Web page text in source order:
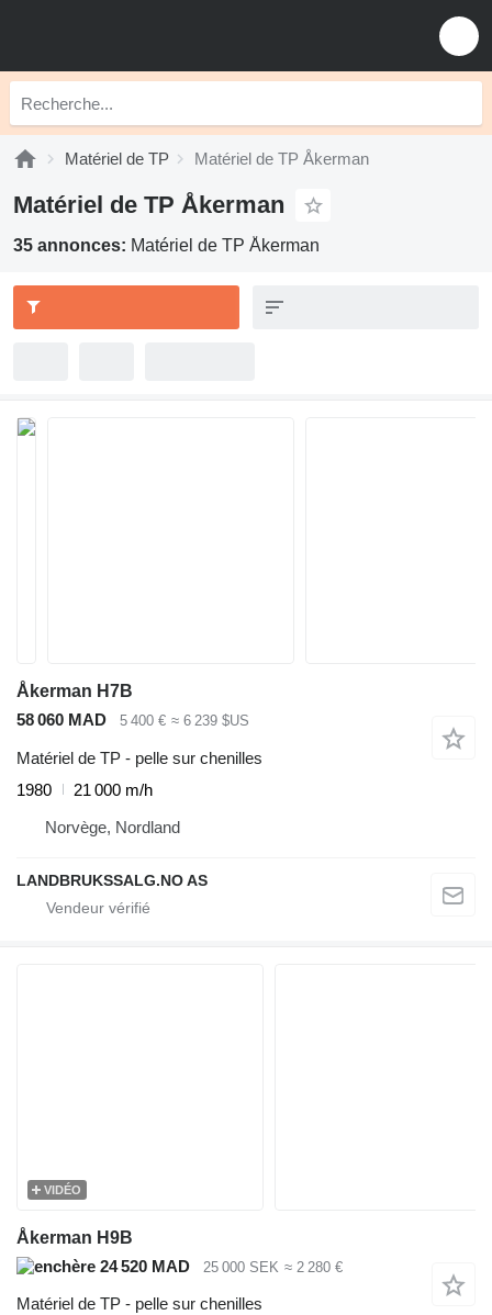
Matériel de TP Matériel de TP Åkerman
Matériel de TP Åkerman
35 annonces: Matériel de TP Åkerman
Åkerman H7B
58 060 MAD
5 400 € ≈ 6 239 $US
Matériel de TP - pelle sur chenilles
1980
21 000 m/h
Norvège, Nordland
LANDBRUKSSALG.NO AS
VIDÉO
Åkerman H9B
24 520 MAD
25 000 SEK ≈ 2 280 €
Matériel de TP - pelle sur chenilles